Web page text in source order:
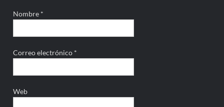
Nombre *
Correo electrónico *
Web